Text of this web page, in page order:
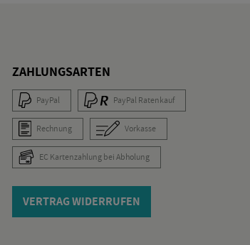
ZAH­LUNGS­AR­TEN
Pay­Pal Pay­Pal Ra­ten­kauf
Rech­nung Vor­kas­se
EC Kar­ten­zah­lung bei Ab­ho­lung
VER­TRAG WI­DER­RU­FEN